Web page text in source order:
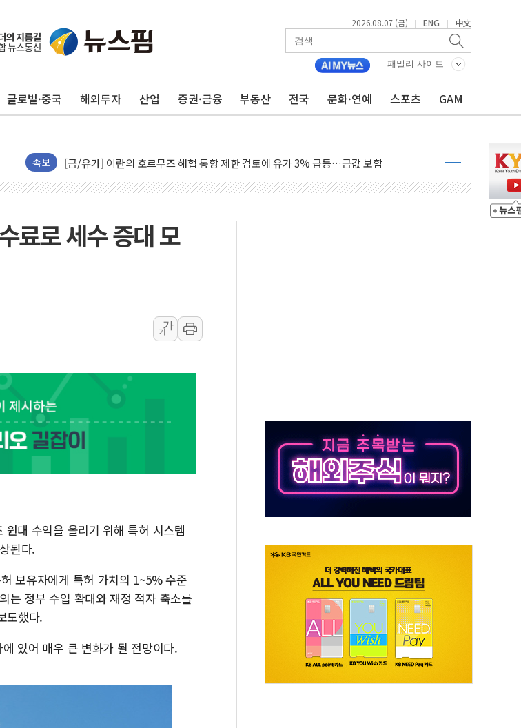
2026.08.07 (금) | ENG | 中文
패밀리 사이트
글로벌·중국 해외투자 산업 증권·금융 부동산 전국 문화·연예 스포츠 GAM
속보
트럼프, '원정출산 시민권 차단' 행정명령 서명…출생시민권 제한 재시동
현대리바트, 원가 개선으로 실적 방어…다음 과제는 '외형 확대'
"세금 부담 덜자"…비거주 1주택자 귀환 조짐에 전월세시장 '긴장'
[금/유가] 이란의 호르무즈 해협 통항 제한 검토에 유가 3% 급등…금값 보합
뉴욕증시, 유가·금리 부담에 하락…다우 5거래일 랠리 '마침표'
[민주 당권주자 일정] 송영길·정청래·김민석 후보 - 8월 7일
李대통령, 오늘 부동산 정책 점검 2차 회의…주택 공급 대책 막바지 조율할 듯
유럽증시, 견조한 실적 소화하며 대부분 상승… "2분기 기업 순이익 21% 증가" 전망
리투아니아 국방 "러, 우크라 드론으로 나토 회원국 공격 검토… 거짓 깃발 작전"
뉴욕증시 개장 전 특징주...모더나·아이온큐·도어대시↑ VS 샌디스크·피그마·앱러빈↓
뉴욕증시 프리뷰, 미 주가선물 AI주 차익실현 속 혼조세...웨스턴디지털·샌디스크↓
청와대, 북한 단거리 탄도미사일 발사에 긴급 안보 점검회의
료로 세수 증대 모
가
가
대 수익을 올리기 위해 특허 시스템
된다.
보유자에게 특허 가치의 1~5% 수준
는 정부 수입 확대와 재정 적자 축소를
도했다.
있어 매우 큰 변화가 될 전망이다.